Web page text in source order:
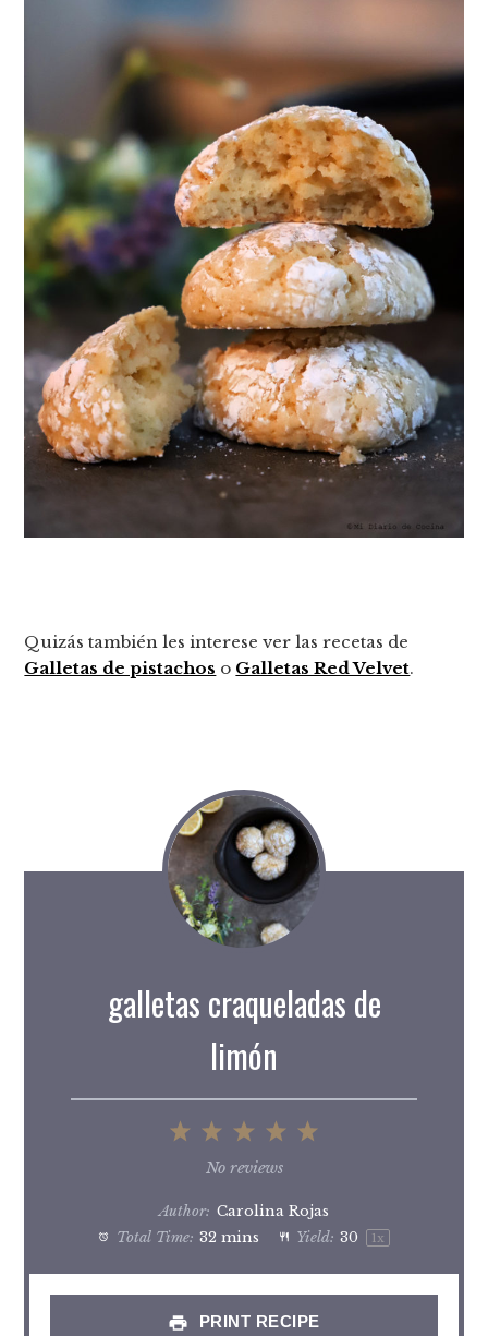
Quizás también les interese ver las recetas de
Galletas de pistachos o Galletas Red Velvet.
galletas craqueladas de
limón
4
3
Stars
2
Stars
1
Star
No reviews
Author: Carolina Rojas
Total Time: 32 mins Yield: 30 1 x
PRINT RECIPE